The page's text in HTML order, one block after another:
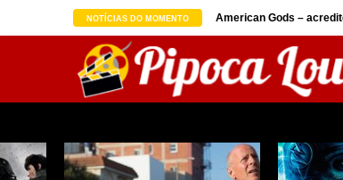
NOTÍCIAS DO MOMENTO
seguindo sucesso d ... American Gods –